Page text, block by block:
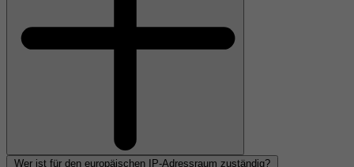
Wer ist für den europäischen IP-Adressraum zuständig?